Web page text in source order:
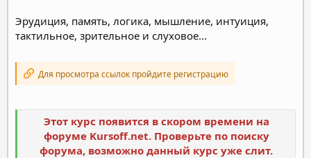
Эрудиция, память, логика, мышление, интуиция,
тактильное, зрительное и слуховое...
Для просмотра ссылок пройдите регистрацию
Этот курс появится в скором времени на
форуме Kursoff.net. Проверьте по поиску
форума, возможно данный курс уже слит.